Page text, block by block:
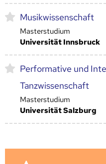
Musikwissenschaft
Masterstudium
Universität Innsbruck
Performative und
Tanzwissenschaft
Masterstudium
Universität Salzburg